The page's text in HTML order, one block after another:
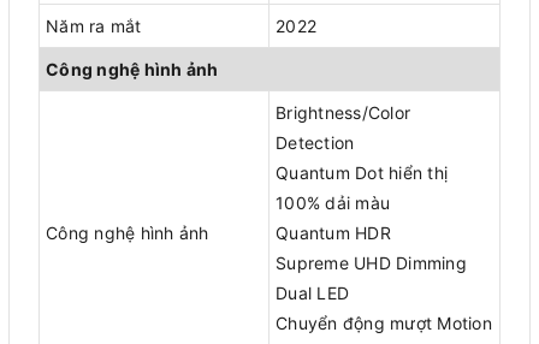
Năm ra mắt 2022
Công nghệ hình ảnh
Công nghệ hình ảnh
Brightness/Color
Detection
Quantum Dot hiển thị
100% dải màu
Quantum HDR
Supreme UHD Dimming
Dual LED
Chuyển động mượt Motion